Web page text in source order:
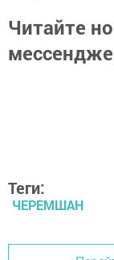
Читайте
Теги:
ЧЕРЕМШАН